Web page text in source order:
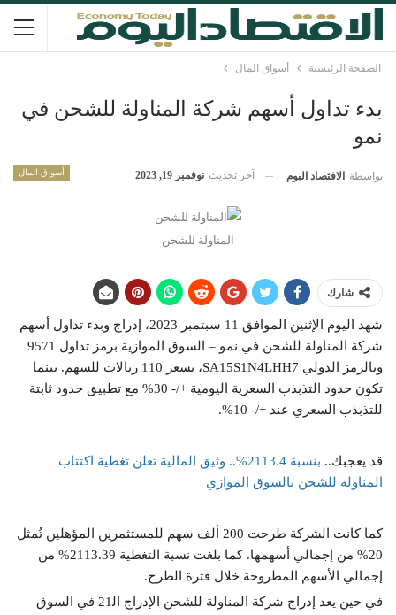
الصفحة الرئيسية أسواق المال
بدء تداول أسهم شركة المناولة للشحن في
نمو
أسواق المال بواسطة الاقتصاد اليوم آخر تحديث نوفمبر 19, 2023
المناولة للشحن
شارك
شهد اليوم الإثنين الموافق 11 سبتمبر 2023، إدراج وبدء تداول أسهم
شركة المناولة للشحن في نمو – السوق الموازية برمز تداول 9571
وبالرمز الدولي SA15S1N4LHH7، بسعر 110 ريالات للسهم. بينما
تكون حدود التذبذب السعرية اليومية +/- 30% مع تطبيق حدود ثابتة
للتذبذب السعري عند +/- 10%.
قد يعجبك..
بنسبة 2113.4%.. وثيق المالية تعلن تغطية اكتتاب
المناولة للشحن بالسوق الموازي
كما كانت الشركة طرحت 200 ألف سهم للمستثمرين المؤهلين تُمثل
20% من إجمالي أسهمها. كما بلغت نسبة التغطية 2113.39% من
إجمالي الأسهم المطروحة خلال فترة الطرح.
في حين يعد إدراج شركة المناولة للشحن الإدراج اﻟ21 في السوق